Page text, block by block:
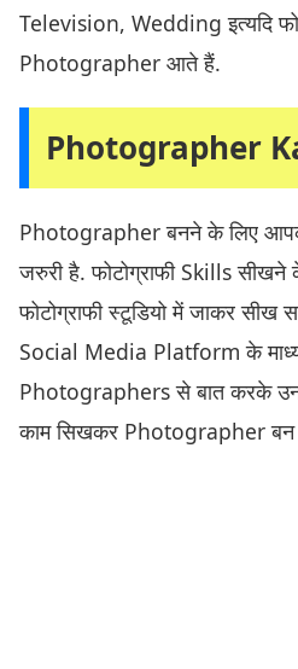
Television, Wedding इत्यदि
Photographer आते हैं.
Photographer
Photographer बनने के लिए
जरुरी है. फोटोग्राफी Skills
फोटोग्राफी स्टूडियो में जाकर
Social Media Platform के
Photographers से बात करके
काम सिखकर Photographer